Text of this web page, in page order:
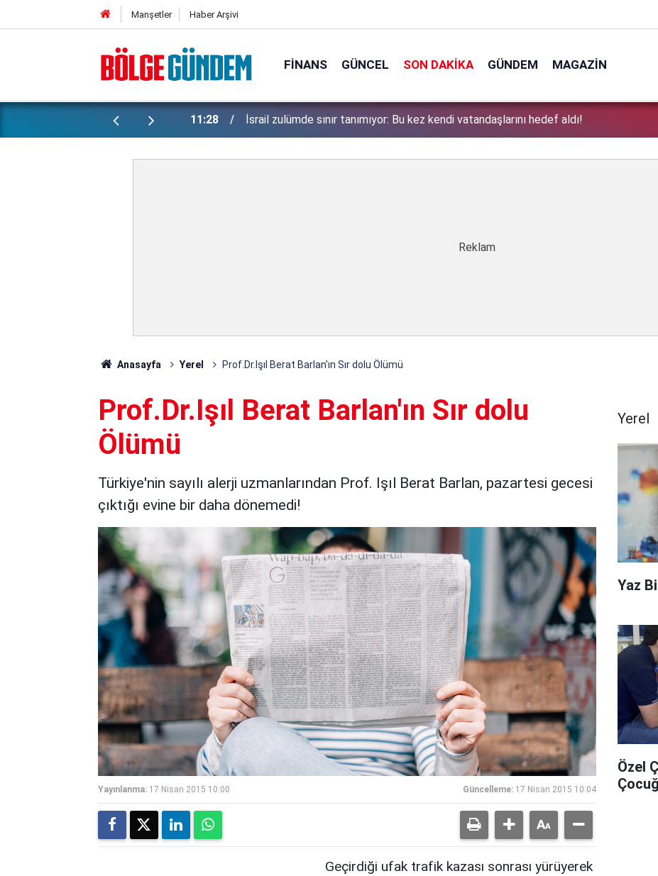
Manşetler Haber Arşivi
FINANS GÜNCEL SON DAKIKA GÜNDEM MAGAZIN
vatandaşlarını hedef aldı! 11:17
Erken tatil rezervasyonu mağdurları için Ticaret bakanlığından uyarı: Kesintisiz
iade zorunlu!
Anasayfa Yerel Prof.Dr.Işıl Berat Barlan'ın Sır dolu Ölümü
Prof.Dr.Işıl Berat Barlan'ın Sır dolu
Ölümü
Türkiye'nin sayılı alerji uzmanlarından Prof. Işıl Berat Barlan, pazartesi gecesi
çıktığı evine bir daha dönemedi!
Yayınlanma: 17 Nisan 2015 10:00 Güncelleme: 17 Nisan 2015 10:04
Geçirdiği ufak trafik kazası sonrası yürüyerek
Yerel
Yaz
Özel